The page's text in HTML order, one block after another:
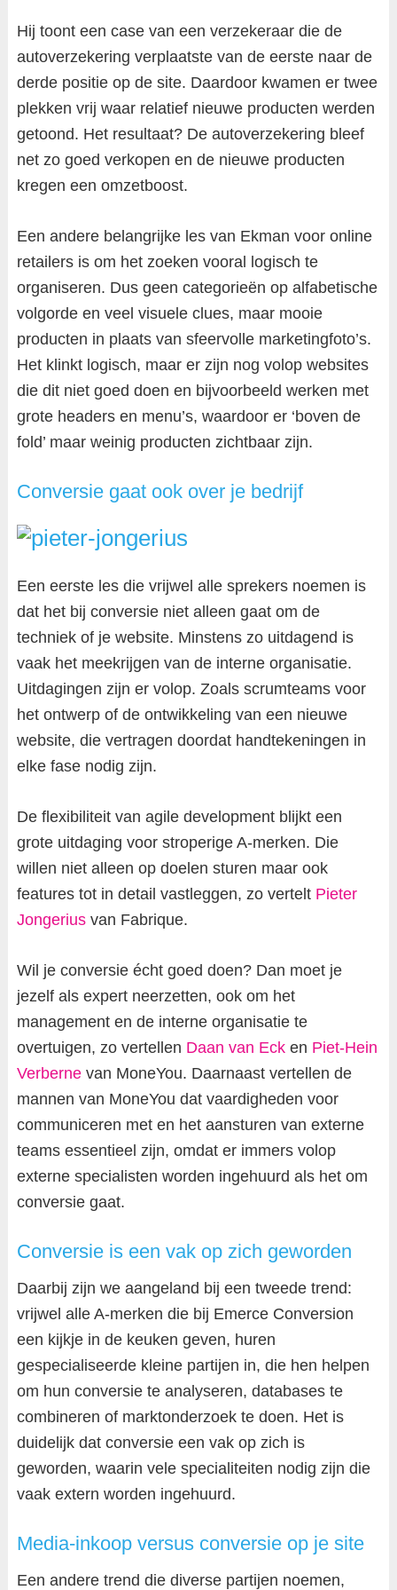
Hij toont een case van een verzekeraar die de
autoverzekering verplaatste van de eerste naar de
derde positie op de site. Daardoor kwamen er twee
plekken vrij waar relatief nieuwe producten werden
getoond. Het resultaat? De autoverzekering bleef
net zo goed verkopen en de nieuwe producten
kregen een omzetboost.
Een andere belangrijke les van Ekman voor online
retailers is om het zoeken vooral logisch te
organiseren. Dus geen categorieën op alfabetische
volgorde en veel visuele clues, maar mooie
producten in plaats van sfeervolle marketingfoto’s.
Het klinkt logisch, maar er zijn nog volop websites
die dit niet goed doen en bijvoorbeeld werken met
grote headers en menu’s, waardoor er ‘boven de
fold’ maar weinig producten zichtbaar zijn.
Conversie gaat ook over je bedrijf
Een eerste les die vrijwel alle sprekers noemen is
dat het bij conversie niet alleen gaat om de
techniek of je website. Minstens zo uitdagend is
vaak het meekrijgen van de interne organisatie.
Uitdagingen zijn er volop. Zoals scrumteams voor
het ontwerp of de ontwikkeling van een nieuwe
website, die vertragen doordat handtekeningen in
elke fase nodig zijn.
De flexibiliteit van agile development blijkt een
grote uitdaging voor stroperige A-merken. Die
willen niet alleen op doelen sturen maar ook
features tot in detail vastleggen, zo vertelt Pieter
Jongeriusvan Fabrique.
Wil je conversie écht goed doen? Dan moet je
jezelf als expert neerzetten, ook om het
management en de interne organisatie te
overtuigen, zo vertellen Daan van Ecken Piet-Hein
Verbernevan MoneYou. Daarnaast vertellen de
mannen van MoneYou dat vaardigheden voor
communiceren met en het aansturen van externe
teams essentieel zijn, omdat er immers volop
externe specialisten worden ingehuurd als het om
conversie gaat.
Conversie is een vak op zich geworden
Daarbij zijn we aangeland bij een tweede trend:
vrijwel alle A-merken die bij Emerce Conversion
een kijkje in de keuken geven, huren
gespecialiseerde kleine partijen in, die hen helpen
om hun conversie te analyseren, databases te
combineren of marktonderzoek te doen. Het is
duidelijk dat conversie een vak op zich is
geworden, waarin vele specialiteiten nodig zijn die
vaak extern worden ingehuurd.
Media-inkoop versus conversie op je site
Een andere trend die diverse partijen noemen,